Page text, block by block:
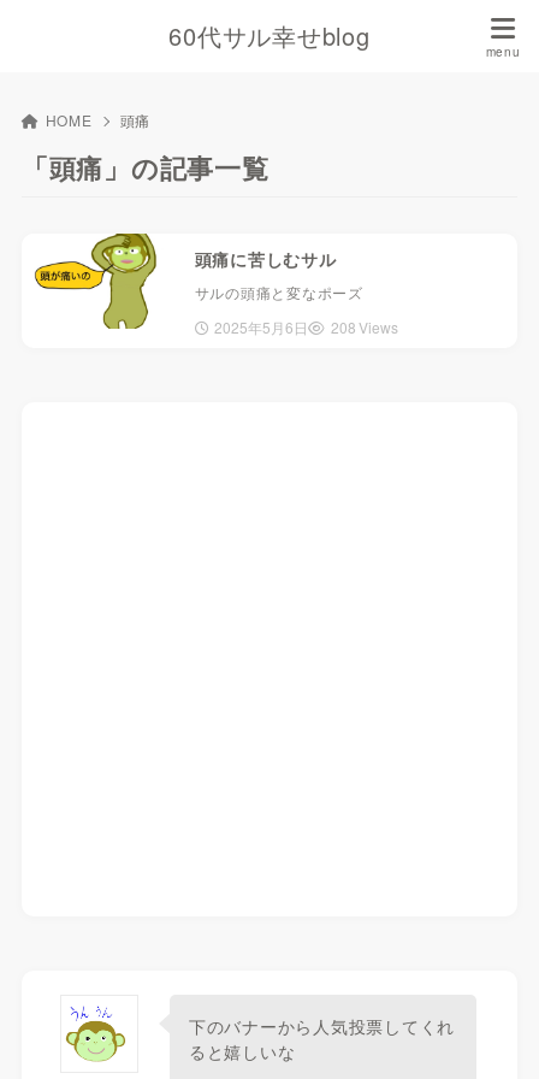
60代サル幸せblog
HOME 頭痛
「頭痛」の記事一覧
頭痛に苦しむサル
サルの頭痛と変なポーズ
2025年5月6日
208 Views
下のバナーから人気投票してくれ
ると嬉しいな